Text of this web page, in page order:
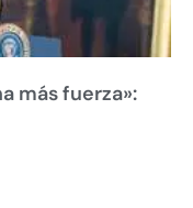
más fuerza»: